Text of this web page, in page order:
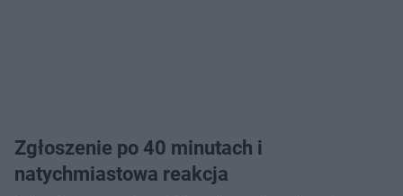
Zgłoszenie po 40 minutach i
natychmiastowa reakcja